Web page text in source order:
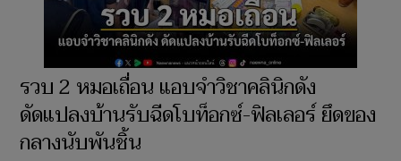
รวบ 2 หมอเถื่อน แอบจำวิชาคลินิกดัง
ดัดแปลงบ้านรับฉีดโบท็อกซ์-ฟิลเลอร์ ยึดของ
กลางนับพันชิ้น